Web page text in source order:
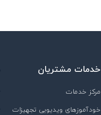
خدمات مشتریان
مرکز خدمات
خودآموزهای ویدیویی تجهیزات